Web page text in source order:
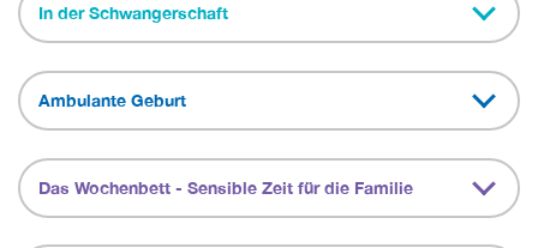
In der Schwangerschaft
Ambulante Geburt
Das Wochenbett - Sensible Zeit für die Familie